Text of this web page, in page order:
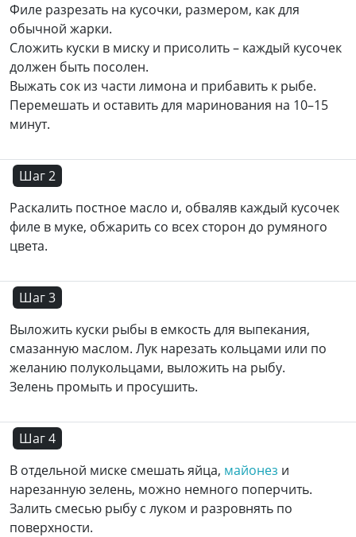
Филе разрезать на кусочки, размером, как для
обычной жарки.
Сложить куски в миску и присолить – каждый кусочек
должен быть посолен.
Выжать сок из части лимона и прибавить к рыбе.
Перемешать и оставить для маринования на 10–15
минут.
Шаг 2
Раскалить постное масло и, обваляв каждый кусочек
филе в муке, обжарить со всех сторон до румяного
цвета.
Шаг 3
Выложить куски рыбы в емкость для выпекания,
смазанную маслом. Лук нарезать кольцами или по
желанию полукольцами, выложить на рыбу.
Зелень промыть и просушить.
Шаг 4
В отдельной миске смешать яйца, майонез и
нарезанную зелень, можно немного поперчить.
Залить смесью рыбу с луком и разровнять по
поверхности.